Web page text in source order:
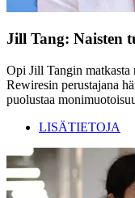
Jill Tang: Naisten
Opi Jill Tangin matkasta
Rewiresin perustajana
puolustaa
LISÄTIETOJA